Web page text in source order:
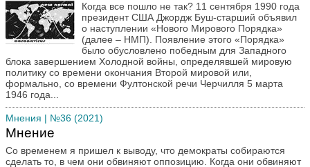
Когда все пошло не так? 11 сентября 1990 года
президент США Джордж Буш-старший объявил
о наступлении «Нового Мирового Порядка»
(далее – НМП). Появление этого «Порядка»
было обусловлено победным для Западного
блока завершением Холодной войны, определявшей мировую
политику со времени окончания Второй мировой или,
формально, со времени Фултонской речи Черчилля 5 марта
1946 года...
Мнения | №36 (2021)
Мнение
Cо временем я пришел к выводу, что демократы собираются
сделать то, в чем они обвиняют оппозицию. Когда они обвиняют